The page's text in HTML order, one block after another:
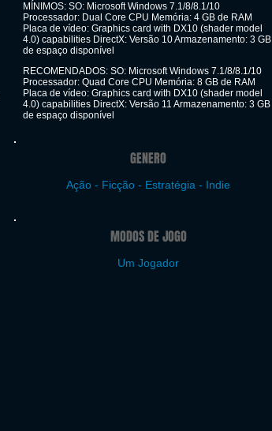
MÍNIMOS: SO: Microsoft Windows 7.1/8/8.1/10
Processador: Dual Core CPU Memória: 4 GB de RAM
Placa de vídeo: Graphics card with DX10 (shader model
4.0) capabilities DirectX: Versão 10 Armazenamento: 3 GB
de espaço disponível
RECOMENDADOS: SO: Microsoft Windows 7.1/8/8.1/10
Processador: Quad Core CPU Memória: 8 GB de RAM
Placa de vídeo: Graphics card with DX10 (shader model
4.0) capabilities DirectX: Versão 11 Armazenamento: 3 GB
de espaço disponível
GENERO
Ação - Ficção - Estratégia - Indie
MODOS DE JOGO
Um Jogador